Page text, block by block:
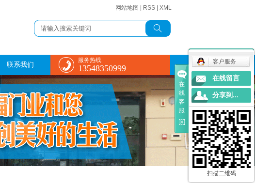
网站地图 RSS XML
联系我们
联系方式
在线留言
人才招聘
服务热线
13548350999
在
线
客
服
客户服务
在线留言
分享到...
扫描二维码